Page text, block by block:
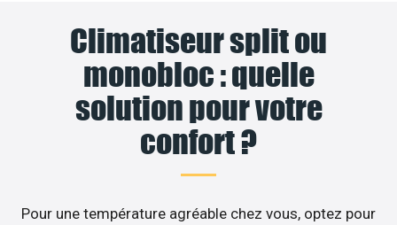
Climatiseur split ou
monobloc : quelle
solution pour votre
confort ?
Pour une température agréable chez vous, optez pour